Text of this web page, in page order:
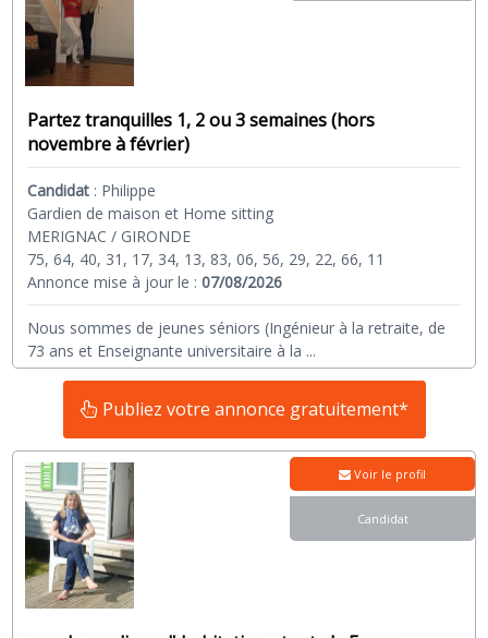
Partez tranquilles 1, 2 ou 3 semaines (hors
novembre à février)
Candidat : Philippe
Gardien de maison et Home sitting
MERIGNAC / GIRONDE
75, 64, 40, 31, 17, 34, 13, 83, 06, 56, 29, 22, 66, 11
Annonce mise à jour le :07/08/2026
Nous sommes de jeunes séniors (Ingénieur à la retraite, de
73 ans et Enseignante universitaire à la ...
Publiez votre annonce gratuitement*
Voir le profil
Candidat